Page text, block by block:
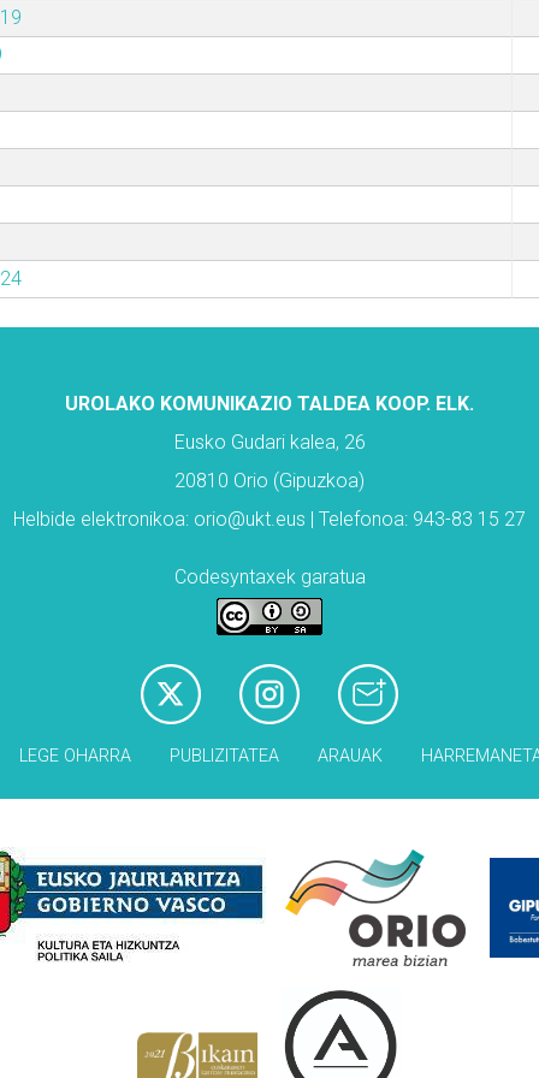
UROLAKO KOMUNIKAZIO TALDEA KOOP. ELK.
Eusko Gudari kalea, 26
20810 Orio (Gipuzkoa)
Helbide elektronikoa: orio@ukt.eus | Telefonoa: 943-83 15 27
Codesyntaxek garatua
LEGE OHARRA PUBLIZITATEA ARAUAK